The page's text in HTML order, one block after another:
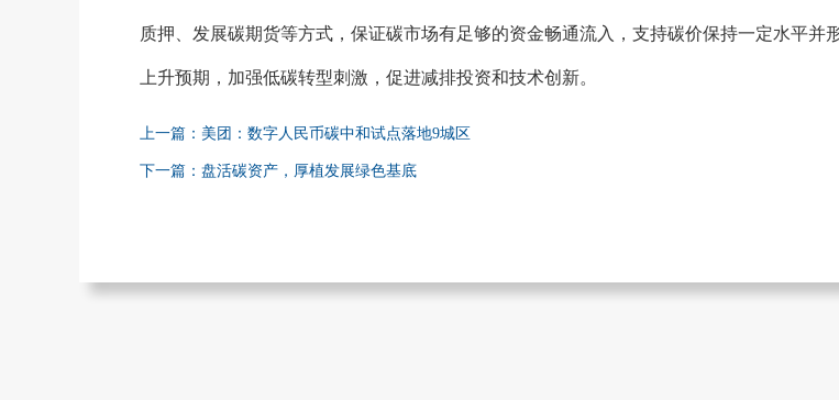
质押、发展碳期货等方式，保证碳市场有足够的资金畅通流入，支持碳价保持一定水平并
上升预期，加强低碳转型刺激，促进减排投资和技术创新。
上一篇：美团：数字人民币碳中和试点落地9城区
下一篇：盘活碳资产，厚植发展绿色基底